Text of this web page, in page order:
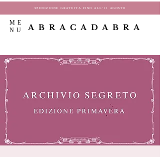
SPEDIZIONE GRATUITA FINO ALL'11 AGOSTO
ME
NU
ABRACADABRA